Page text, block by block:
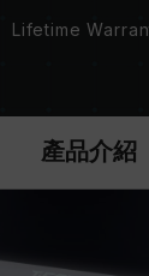
示頻率為最
板與處理器支
否則記憶體可
Lifetime
產品介紹